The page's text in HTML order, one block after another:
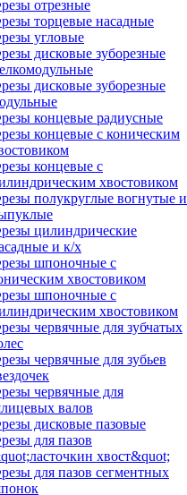
отрезные
торцевые насадные
угловые
дисковые зуборезные
дисковые зуборезные
концевые радиусные
концевые с коническим
концевые с
хвостовиком
полукруглые вогнутые и
цилиндрические
и к/х
шпоночные с
хвостовиком
шпоночные с
хвостовиком
червячные для зубчатых
червячные для зубьев
червячные для
валов
дисковые пазовые
для пазов
хвост&quot;
для пазов сегментных